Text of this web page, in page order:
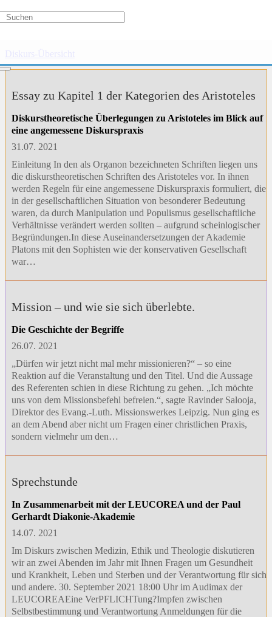
Philosophie
Essay zu Kapitel 1 der Kategorien des Aristoteles
Diskurstheoretische Überlegungen zu Aristoteles im Blick auf
eine angemessene Diskurspraxis
31.07. 2021
Einleitung In den als Organon bezeichneten Schriften liegen uns
die diskurstheoretischen Schriften des Aristoteles vor. In ihnen
werden Regeln für eine angemessene Diskurspraxis formuliert, die
in der gesellschaftlichen Situation von besonderer Bedeutung
waren, da durch Manipulation und Populismus gesellschaftliche
Verhältnisse verändert werden sollten – aufgrund scheinlogischer
Begründungen.In diese Auseinandersetzungen der Akademie
Platons mit den Sophisten wie der konservativen Gesellschaft
war…
Mission – und wie sie sich überlebte.
Die Geschichte der Begriffe
26.07. 2021
„Dürfen wir jetzt nicht mal mehr missionieren?“ – so eine
Reaktion auf die Veranstaltung und den Titel. Und die Aussage
des Referenten schien in diese Richtung zu gehen. „Ich möchte
uns von dem Missionsbefehl befreien.“, sagte Ravinder Salooja,
Direktor des Evang.-Luth. Missionswerkes Leipzig. Nun ging es
an dem Abend aber nicht um Fragen einer christlichen Praxis,
sondern vielmehr um den…
Sprechstunde
In Zusammenarbeit mit der LEUCOREA und der Paul
Gerhardt Diakonie-Akademie
14.07. 2021
Im Diskurs zwischen Medizin, Ethik und Theologie diskutieren
wir an zwei Abenden im Jahr mit Ihnen Fragen um Gesundheit
und Krankheit, Leben und Sterben und der Verantwortung für sich
und andere. 30. September 2021 18:00 Uhr im Audimax der
LEUCOREAEine VerPFLICHTung?Impfen zwischen
Selbstbestimmung und Verantwortung Anmeldungen für die